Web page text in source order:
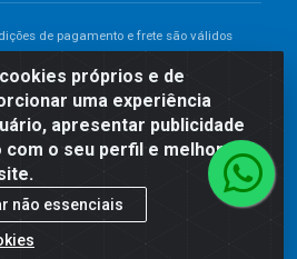
próprios e de
uma experiência
apresentar publicidade
o seu perfil e melhorar a
não essenciais
de pagamento e frete são válidos
produto, será válido o preço que for
do site no momento do pagamento.
a análise e disponibilidade do estoque.
meramente ilustrativas.
2001 LTDA - Av. Congresso
José, Carpina - PE - CEP: 55811-
0001-66